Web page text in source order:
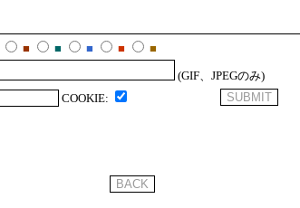
■ ■ ■ ■
■
(GIF、JPEGのみ)
COOKIE: